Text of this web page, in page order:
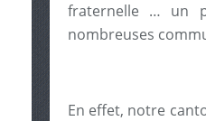
fraternelle … un
nombreuses
En effet, notre